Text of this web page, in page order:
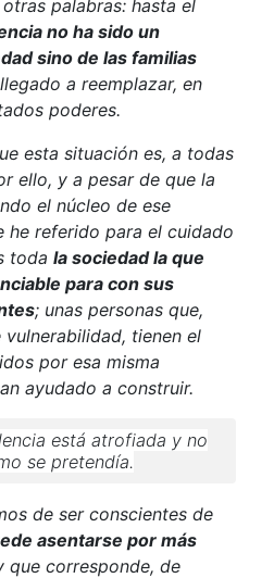
palabras: hasta el
no ha sido un
sino de las familias
a reemplazar, en
poderes.
esta situación es, a todas
ello, y a pesar de que la
el núcleo de ese
he referido para el cuidado
toda la sociedad la que
para con sus
; unas personas que,
tienen el
por esa misma
ayudado a construir.
está atrofiada y no
se pretendía.
de ser conscientes de
asentarse por más
que corresponde, de